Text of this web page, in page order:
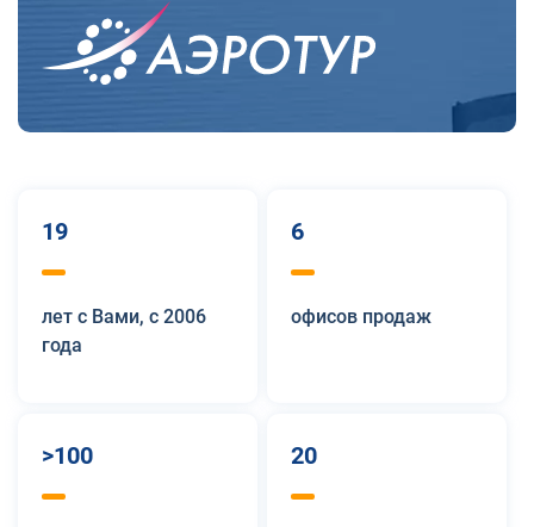
19
лет с Вами, с 2006
года
6
офисов продаж
>100 20